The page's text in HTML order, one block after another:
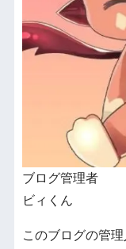
ブログ管理者
ビィくん
このブログの管